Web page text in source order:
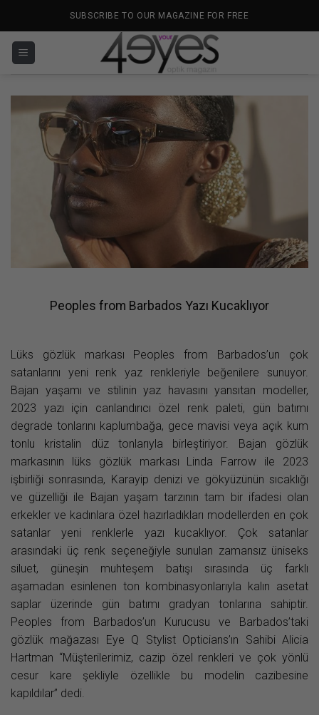
SUBSCRIBE TO OUR MAGAZINE FOR FREE
Peoples from Barbados Yazı Kucaklıyor
Lüks gözlük markası Peoples from Barbados’un çok
satanlarını yeni renk yaz renkleriyle beğenilere sunuyor.
Bajan yaşamı ve stilinin yaz havasını yansıtan modeller,
2023 yazı için canlandırıcı özel renk paleti, gün batımı
degrade tonlarını kaplumbağa, gece mavisi veya açık kum
tonlu kristalin düz tonlarıyla birleştiriyor. Bajan gözlük
markasının lüks gözlük markası Linda Farrow ile 2023
işbirliği sonrasında, Karayip denizi ve gökyüzünün sıcaklığı
ve güzelliği ile Bajan yaşam tarzının tam bir ifadesi olan
erkekler ve kadınlara özel hazırladıkları modellerden en çok
satanlar yeni renklerle yazı kucaklıyor. Çok satanlar
arasındaki üç renk seçeneğiyle sunulan zamansız üniseks
siluet, güneşin muhteşem batışı sırasında üç farklı
aşamadan esinlenen ton kombinasyonlarıyla kalın asetat
saplar üzerinde gün batımı gradyan tonlarına sahiptir.
Peoples from Barbados’un Kurucusu ve Barbados’taki
gözlük mağazası Eye Q Stylist Opticians’ın Sahibi Alicia
Hartman “Müşterilerimiz, cazip özel renkleri ve çok yönlü
cesur kare şekliyle özellikle bu modelin cazibesine
kapıldılar” dedi.